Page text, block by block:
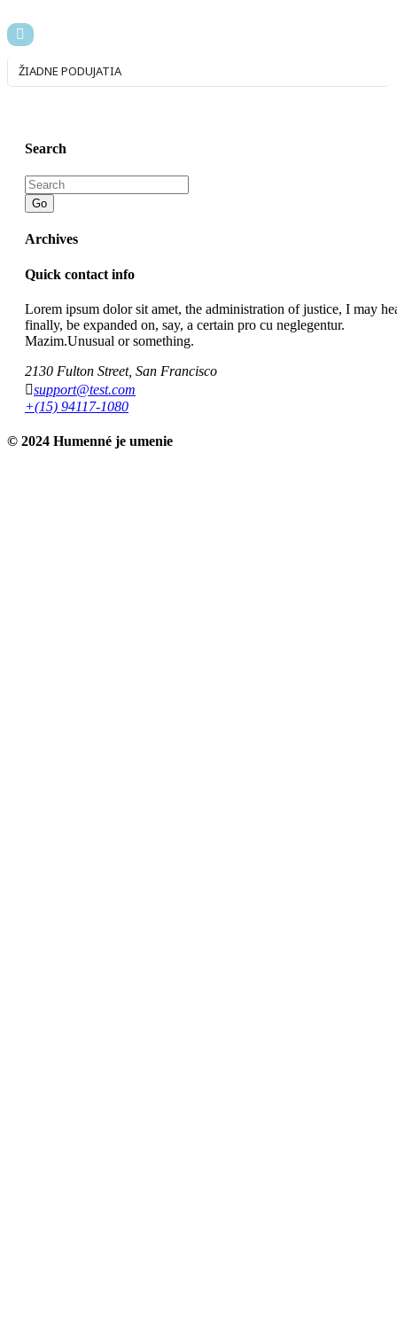
ŽIADNE PODUJATIA
Search
Go
Archives
Quick contact info
Lorem ipsum dolor sit amet, the administration of justice, I may
finally, be expanded on, say, a certain pro cu neglegentur.
Mazim.Unusual or something.
2130 Fulton Street, San Francisco
support@test.com
+(15) 94117-1080
© 2024 Humenné je umenie